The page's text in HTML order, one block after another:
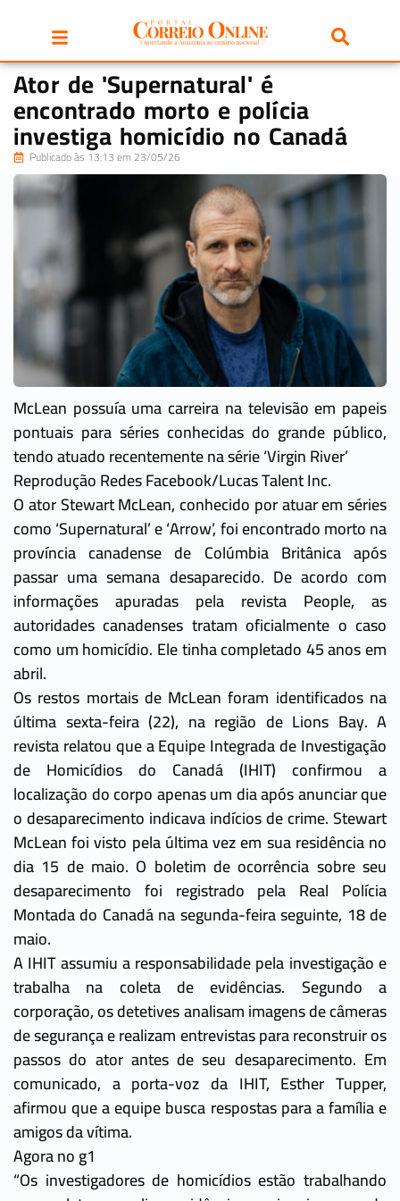
Ator de 'Supernatural' é
encontrado morto e polícia
investiga homicídio no Canadá
Publicado às 13:13 em 23/05/26
McLean possuía uma carreira na televisão em papeis
pontuais para séries conhecidas do grande público,
tendo atuado recentemente na série ‘Virgin River’
Reprodução Redes Facebook/Lucas Talent Inc.
O ator Stewart McLean, conhecido por atuar em séries
como ‘Supernatural’ e ‘Arrow’, foi encontrado morto na
província canadense de Colúmbia Britânica após
passar uma semana desaparecido. De acordo com
informações apuradas pela revista People, as
autoridades canadenses tratam oficialmente o caso
como um homicídio. Ele tinha completado 45 anos em
abril.
Os restos mortais de McLean foram identificados na
última sexta-feira (22), na região de Lions Bay. A
revista relatou que a Equipe Integrada de Investigação
de Homicídios do Canadá (IHIT) confirmou a
localização do corpo apenas um dia após anunciar que
o desaparecimento indicava indícios de crime. Stewart
McLean foi visto pela última vez em sua residência no
dia 15 de maio. O boletim de ocorrência sobre seu
desaparecimento foi registrado pela Real Polícia
Montada do Canadá na segunda-feira seguinte, 18 de
maio.
A IHIT assumiu a responsabilidade pela investigação e
trabalha na coleta de evidências. Segundo a
corporação, os detetives analisam imagens de câmeras
de segurança e realizam entrevistas para reconstruir os
passos do ator antes de seu desaparecimento. Em
comunicado, a porta-voz da IHIT, Esther Tupper,
afirmou que a equipe busca respostas para a família e
amigos da vítima.
Agora no g1
“Os investigadores de homicídios estão trabalhando